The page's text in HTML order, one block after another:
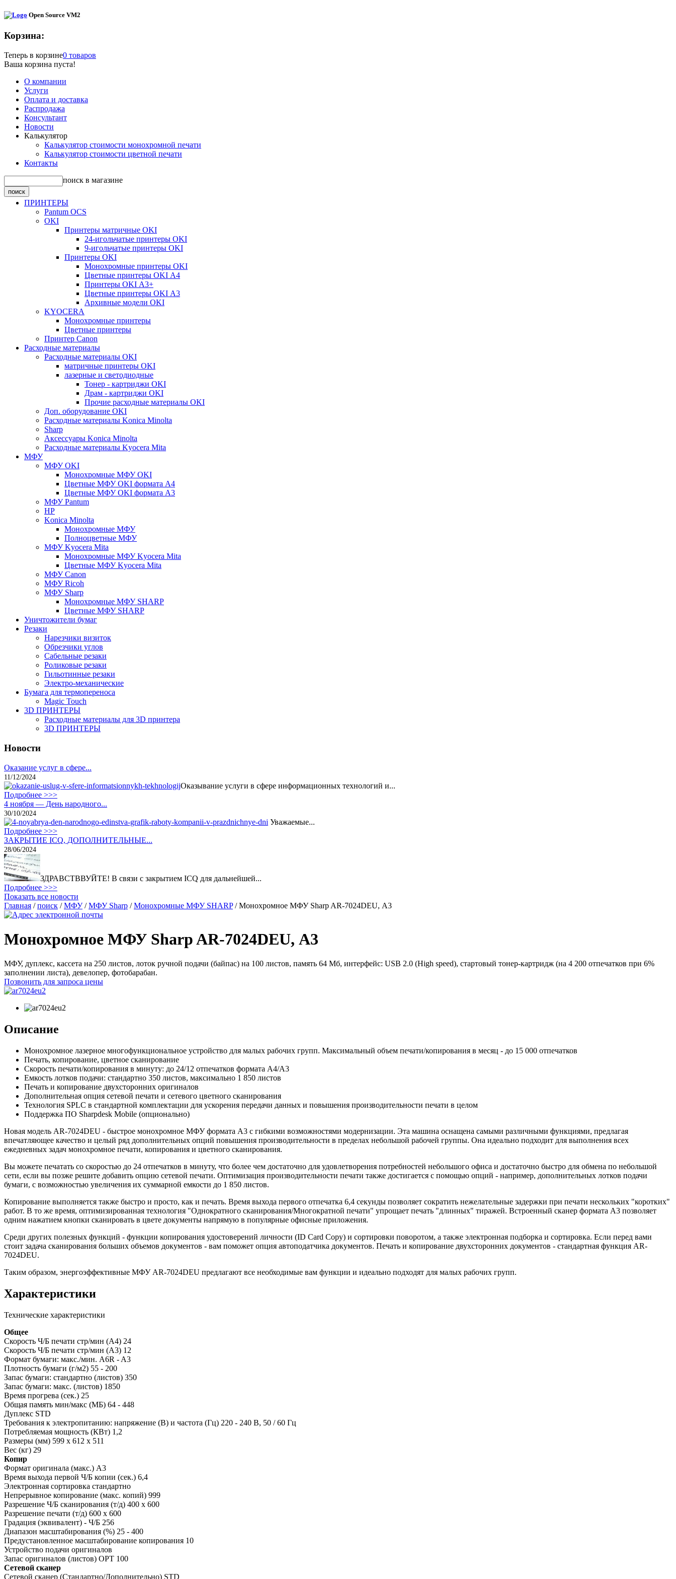
Open Source VM2
Корзина:
Теперь в корзине0 товаров
Ваша корзина пуста!
О компании
Услуги
Оплата и доставка
Распродажа
Консультант
Новости
Калькулятор
Калькулятор стоимости монохромной печати
Калькулятор стоимости цветной печати
Контакты
поиск в магазине
ПРИНТЕРЫ
Pantum OCS
OKI
Принтеры матричные OKI
24-игольчатые принтеры OKI
9-игольчатые принтеры OKI
Принтеры OKI
Монохромные принтеры OKI
Цветные принтеры OKI А4
Принтеры OKI А3+
Цветные принтеры OKI А3
Архивные модели OKI
KYOCERA
Монохромные принтеры
Цветные принтеры
Принтер Canon
Расходные материалы
Расходные материалы OKI
матричные принтеры OKI
лазерные и светодиодные
Тонер - картриджи OKI
Драм - картриджи OKI
Прочие расходные материалы OKI
Доп. оборудование OKI
Расходные материалы Konica Minolta
Sharp
Аксессуары Konica Minolta
Расходные материалы Kyocera Mita
МФУ
МФУ OKI
Монохромные МФУ OKI
Цветные МФУ OKI формата А4
Цветные МФУ OKI формата А3
МФУ Pantum
HP
Konica Minolta
Монохромные МФУ
Полноцветные МФУ
МФУ Kyocera Mita
Монохромные МФУ Kyocera Mita
Цветные МФУ Kyocera Mita
МФУ Canon
МФУ Ricoh
МФУ Sharp
Монохромные МФУ SHARP
Цветные МФУ SHARP
Уничтожители бумаг
Резаки
Нарезчики визиток
Обрезчики углов
Сабельные резаки
Роликовые резаки
Гильотинные резаки
Электро-механические
Бумага для термопереноса
Magic Touch
3D ПРИНТЕРЫ
Расходные материалы для 3D принтера
3D ПРИНТЕРЫ
Новости
Оказание услуг в сфере...
11/12/2024
Оказывание услуги в сфере информационных технологий и...
Подробнее >>>
4 ноября — День народного...
30/10/2024
Уважаемые...
Подробнее >>>
ЗАКРЫТИЕ ICQ, ДОПОЛНИТЕЛЬНЫЕ...
28/06/2024
ЗДРАВСТВВУЙТЕ! В связи с закрытием ICQ для дальнейшей...
Подробнее >>>
Показать все новости
Главная /поиск /МФУ/МФУ Sharp /Монохромные МФУ SHARP/Монохромное МФУ Sharp AR-7024DEU, А3
Монохромное МФУ Sharp AR-7024DEU, А3
МФУ, дуплекс, кассета на 250 листов, лоток ручной подачи (байпас) на 100 листов, память 64 Мб, интерфейс: USB 2.0 (High speed), стартовый тонер-картридж (на 4 200 отпечатков при 6%
заполнении листа), девелопер, фотобарабан.
Позвонить для запроса цены
Описание
Монохромное лазерное многофункциональное устройство для малых рабочих групп. Максимальный объем печати/копирования в месяц - до 15 000 отпечатков
Печать, копирование, цветное сканирование
Скорость печати/копирования в минуту: до 24/12 отпечатков формата A4/A3
Емкость лотков подачи: стандартно 350 листов, максимально 1 850 листов
Печать и копирование двухсторонних оригиналов
Дополнительная опция сетевой печати и сетевого цветного сканирования
Технология SPLC в стандартной комплектации для ускорения передачи данных и повышения производительности печати в целом
Поддержка ПО Sharpdesk Mobile (опционально)
Новая модель AR-7024DEU - быстрое монохромное МФУ формата A3 с гибкими возможностями модернизации. Эта машина оснащена самыми различными функциями, предлагая
впечатляющее качество и целый ряд дополнительных опций повышения производительности в пределах небольшой рабочей группы. Она идеально подходит для выполнения всех
ежедневных задач монохромное печати, копирования и цветного сканирования.
Вы можете печатать со скоростью до 24 отпечатков в минуту, что более чем достаточно для удовлетворения потребностей небольшого офиса и достаточно быстро для обмена по небольшой
сети, если вы позже решите добавить опцию сетевой печати. Оптимизация производительности печати также достигается с помощью опций - например, дополнительных лотков подачи
бумаги, с возможностью увеличения их суммарной емкости до 1 850 листов.
Копирование выполняется также быстро и просто, как и печать. Время выхода первого отпечатка 6,4 секунды позволяет сократить нежелательные задержки при печати нескольких "коротких"
работ. В то же время, оптимизированная технология "Однократного сканирования/Многократной печати" упрощает печать "длинных" тиражей. Встроенный сканер формата A3 позволяет
одним нажатием кнопки сканировать в цвете документы напрямую в популярные офисные приложения.
Среди других полезных функций - функции копирования удостоверений личности (ID Card Copy) и сортировки поворотом, а также электронная подборка и сортировка. Если перед вами
стоит задача сканирования больших объемов документов - вам поможет опция автоподатчика документов. Печать и копирование двухсторонних документов - стандартная функция AR-
7024DEU.
Таким образом, энергоэффективные МФУ AR-7024DEU предлагают все необходимые вам функции и идеально подходят для малых рабочих групп.
Характеристики
Технические характеристики
Общее
Скорость Ч/Б печати стр/мин (А4) 24
Скорость Ч/Б печати стр/мин (А3) 12
Формат бумаги: макс./мин. A6R - A3
Плотность бумаги (г/м2) 55 - 200
Запас бумаги: стандартно (листов) 350
Запас бумаги: макс. (листов) 1850
Время прогрева (сек.) 25
Общая память мин/макс (МБ) 64 - 448
Дуплекс STD
Требования к электропитанию: напряжение (В) и частота (Гц) 220 - 240 В, 50 / 60 Гц
Потребляемая мощность (КВт) 1,2
Размеры (мм) 599 x 612 x 511
Вес (кг) 29
Копир
Формат оригинала (макс.) A3
Время выхода первой Ч/Б копии (сек.) 6,4
Электронная сортировка стандартно
Непрерывное копирование (макс. копий) 999
Разрешение Ч/Б сканирования (т/д) 400 x 600
Разрешение печати (т/д) 600 x 600
Градация (эквивалент) - Ч/Б 256
Диапазон масштабирования (%) 25 - 400
Предустановленное масштабирование копирования 10
Устройство подачи оригиналов
Запас оригиналов (листов) OPT 100
Сетевой сканер
Сетевой сканер (Стандартно/Дополнительно) STD